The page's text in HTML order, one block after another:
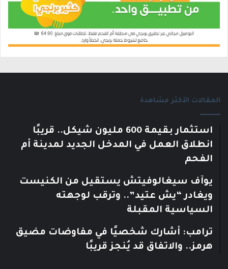
المقالات الأكثر مشاهدة
استثمار بقيمة 600 مليون شيكل.. قريبًا
انطلاق العمل في المدخل الجديد لمدينة أم
الفحم
يوآف سيغالوفيتش يستقيل من الكنيست
ويغادر “يش عتيد”.. وترقب لوجهته
السياسية المقبلة
ترامب: أشارك شخصيًا في مفاوضات مضيق
هرمز.. والاتفاق قد يُنجز قريبًا